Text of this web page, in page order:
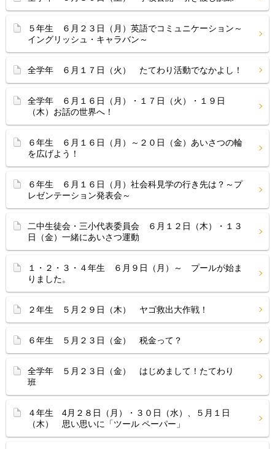
５年生 ６月２３日（月）英語でコミュニケーション～
イングリッシュ・キャラバン～
全学年 ６月１７日（火） たてわり活動でなかよし！
全学年 ６月１６日（月）・１７日（火）・１９日
（木）お話の世界へ！
６年生 ６月１６日（月）～２０日（金）あいさつの輪
を広げよう！
６年生 ６月１６日（月）社会科見学の行き先は？～プ
レゼンテーション発表会～
二中生徒会・三小代表委員会 ６月１２日（木）・１３
日（金）一緒にあいさつ運動
１・２・３・４年生 ６月９日（月）～ プールが始ま
りました。
２年生 ５月２９日（木） ヤゴ救出大作戦！
６年生 ５月２３日（金） 税金って？
全学年 ５月２３日（金） はじめまして！たてわり
班
４年生 4月２８日（月）・３０日（水）、５月１日
（木） 思い思いに「ツール ペーパー」